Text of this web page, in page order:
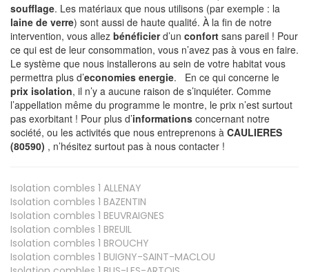
soufflage. Les matériaux que nous utilisons (par exemple : la
laine de verre) sont aussi de haute qualité. À la fin de notre
intervention, vous allez bénéficierd’un confort sans pareil ! Pour
ce qui est de leur consommation, vous n’avez pas à vous en faire.
Le système que nous installerons au sein de votre habitat vous
permettra plus d’economies energie. En ce qui concerne le
prix isolation, il n’y a aucune raison de s’inquiéter. Comme
l’appellation même du programme le montre, le prix n’est surtout
pas exorbitant ! Pour plus d’informations concernant notre
société, ou les activités que nous entreprenons à CAULIERES
(80590) , n’hésitez surtout pas à nous contacter !
Isolation combles 1 ALLENAY
Isolation combles 1 BAZENTIN
Isolation combles 1 BEUVRAIGNES
Isolation combles 1 BREUIL
Isolation combles 1 BROUCHY
Isolation combles 1 BUIGNY-SAINT-MACLOU